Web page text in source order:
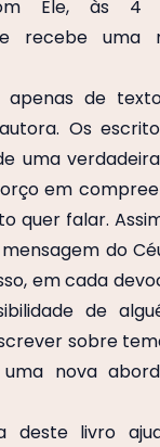
Ele, às 4
recebe uma
de
Os
uma
em
quer falar.
do
em cada
de
sobre
nova
deste livro